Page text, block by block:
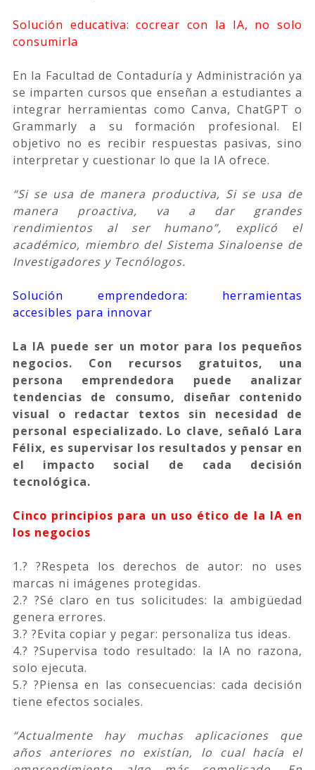
Solución educativa: cocrear con la IA, no solo
consumirla
En la Facultad de Contaduría y Administración ya
se imparten cursos que enseñan a estudiantes a
integrar herramientas como Canva, ChatGPT o
Grammarly a su formación profesional. El
objetivo no es recibir respuestas pasivas, sino
interpretar y cuestionar lo que la IA ofrece.
“Si se usa de manera productiva, Si se usa de
manera proactiva, va a dar grandes
rendimientos al ser humano”, explicó el
académico, miembro del Sistema Sinaloense de
Investigadores y Tecnólogos.
Solución emprendedora: herramientas
accesibles para innovar
La IA puede ser un motor para los pequeños
negocios. Con recursos gratuitos, una
persona emprendedora puede analizar
tendencias de consumo, diseñar contenido
visual o redactar textos sin necesidad de
personal especializado. Lo clave, señaló Lara
Félix, es supervisar los resultados y pensar en
el impacto social de cada decisión
tecnológica.
Cinco principios para un uso ético de la IA en
los negocios
1.? ?Respeta los derechos de autor: no uses
marcas ni imágenes protegidas.
2.? ?Sé claro en tus solicitudes: la ambigüedad
genera errores.
3.? ?Evita copiar y pegar: personaliza tus ideas.
4.? ?Supervisa todo resultado: la IA no razona,
solo ejecuta.
5.? ?Piensa en las consecuencias: cada decisión
tiene efectos sociales.
“Actualmente hay muchas aplicaciones que
años anteriores no existían, lo cual hacía el